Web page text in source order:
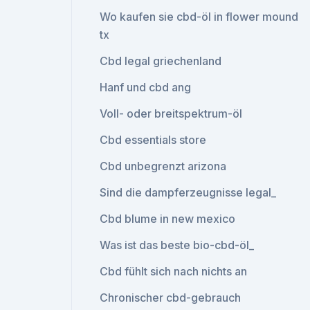
Wo kaufen sie cbd-öl in flower mound
tx
Cbd legal griechenland
Hanf und cbd ang
Voll- oder breitspektrum-öl
Cbd essentials store
Cbd unbegrenzt arizona
Sind die dampferzeugnisse legal_
Cbd blume in new mexico
Was ist das beste bio-cbd-öl_
Cbd fühlt sich nach nichts an
Chronischer cbd-gebrauch